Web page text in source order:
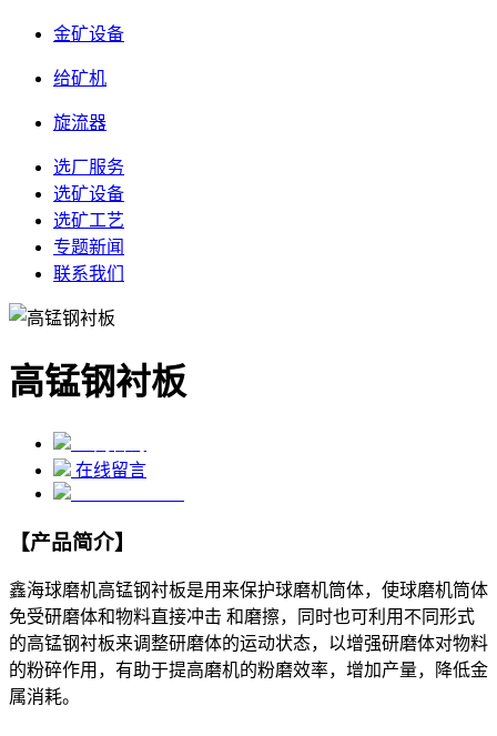
金矿设备
给矿机
旋流器
选厂服务
选矿设备
选矿工艺
专题新闻
联系我们
高锰钢衬板
在线留言
【产品简介】
鑫海球磨机高锰钢衬板是用来保护球磨机筒体，使球磨机筒体
免受研磨体和物料直接冲击 和磨擦，同时也可利用不同形式
的高锰钢衬板来调整研磨体的运动状态，以增强研磨体对物料
的粉碎作用，有助于提高磨机的粉磨效率，增加产量，降低金
属消耗。